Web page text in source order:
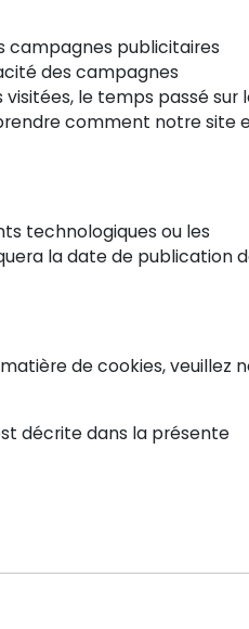
campagnes publicitaires
des campagnes
le temps passé sur
comment notre site
technologiques ou les
la date de publication
de cookies, veuillez
décrite dans la présente